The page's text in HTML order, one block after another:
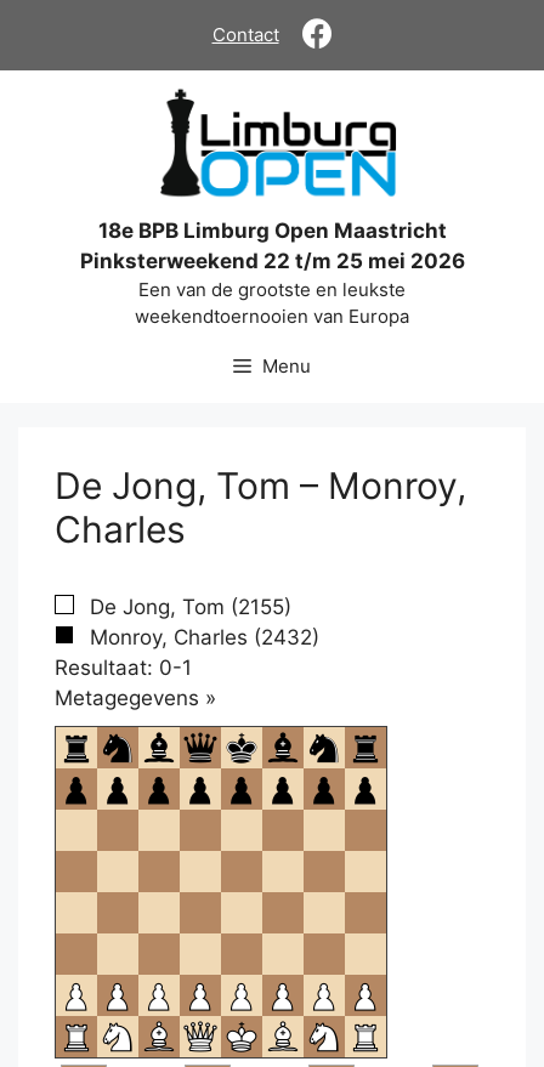
de
Contact
18e BPB Limburg Open Maastricht
Pinksterweekend 22 t/m 25 mei 2026
Een van de grootste en leukste
weekendtoernooien van Europa
Menu
De Jong, Tom – Monroy,
Charles
De Jong, Tom (2155)
Monroy, Charles (2432)
Resultaat: 0-1
Metagegevens »
om
te
openen.